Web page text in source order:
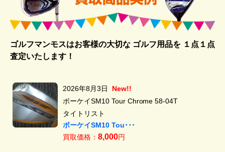
ゴルフマンモスはお客様の大切な ゴルフ用品を１点１点
査定いたします！
2026年8月3日
New!!
ボーケイSM10 Tour Chrome 58-04T
タイトリスト
ボーケイSM10 Tou･･･
買取価格： 8,000円